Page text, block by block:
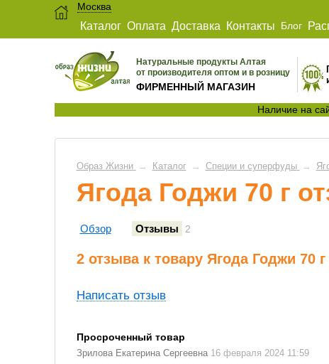
Москва
Каталог Оплата Доставка Контакты Блог
Натуральные продукты Алтая
от производителя оптом и в розницу
ФИРМЕННЫЙ МАГАЗИН
Наличие на
Образ Жизни → Каталог → Специи и суперфуды →
Ягода Годжи 70 г
Обзор Отзывы 2
2 отзыва к товару Ягода Годжи 70 г
Написать отзыв
Просроченный товар
Зрилова Екатерина Сергеевна 16 февраля 2024 11:59